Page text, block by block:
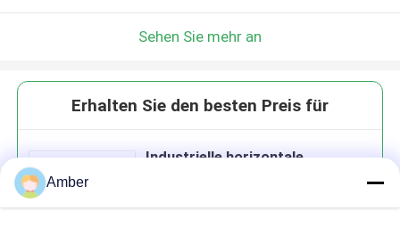
Sehen Sie mehr an
Erhalten Sie den besten Preis für
Industrielle horizontale
Amber